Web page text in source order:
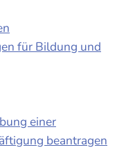
für Bildung und
einer
beantragen